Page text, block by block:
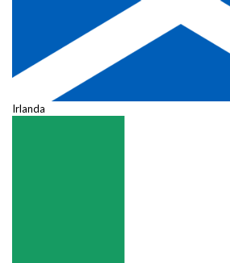
Irlanda